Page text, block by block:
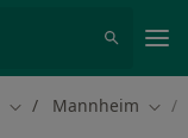
Stadt ändern
Mannheim